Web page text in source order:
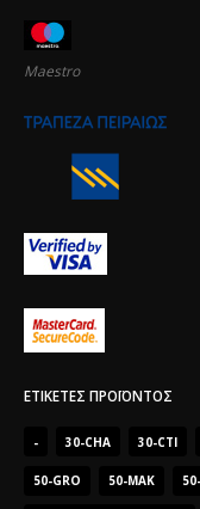
Maestro
ΕΤΙΚΈΤΕΣ ΠΡΟΪΌΝΤΟΣ
- 30-CHA 30-CTI
50-GRO 50-MAK